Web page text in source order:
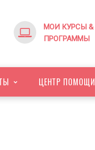
МОИ КУРСЫ &
ПРОГРАММЫ
ЦЕНТР ПОМОЩИ